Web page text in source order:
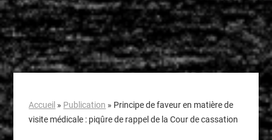
Accueil » Publication » Principe de faveur en matière de
visite médicale : piqûre de rappel de la Cour de cassation